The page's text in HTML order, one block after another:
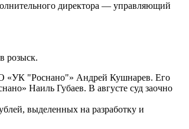
директора — управляющий
розыск.
«УК "Роснано"» Андрей Кушнарев. Его
Наиль Губаев. В августе суд заочно
выделенных на разработку и